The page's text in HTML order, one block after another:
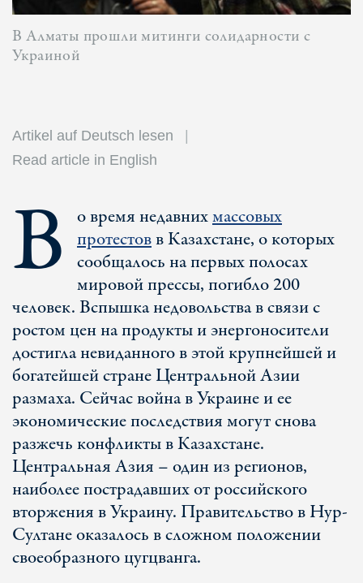
В Алматы прошли митинги солидарности с
Украиной
Artikel auf Deutsch lesen
Read article in English
В о время недавнихмассовых
протестовв Казахстане, о которых
сообщалось на первых полосах
мировой прессы, погибло 200
человек. Вспышка недовольства в связи с
ростом цен на продукты и энергоносители
достигла невиданного в этой крупнейшей и
богатейшей стране Центральной Азии
размаха. Сейчас война в Украине и ее
экономические последствия могут снова
разжечь конфликты в Казахстане.
Центральная Азия – один из регионов,
наиболее пострадавших от российского
вторжения в Украину. Правительство в Нур-
Султане оказалось в сложном положении
своеобразного цугцванга.